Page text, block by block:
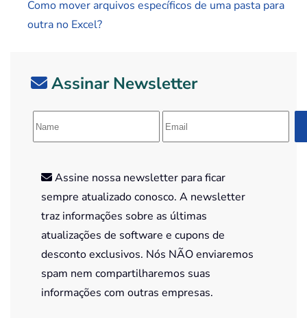
Como mover arquivos específicos de uma pasta para
outra no Excel?
Assinar Newsletter
Assine nossa newsletter para ficar
sempre atualizado conosco. A newsletter
traz informações sobre as últimas
atualizações de software e cupons de
desconto exclusivos. Nós NÃO enviaremos
spam nem compartilharemos suas
informações com outras empresas.